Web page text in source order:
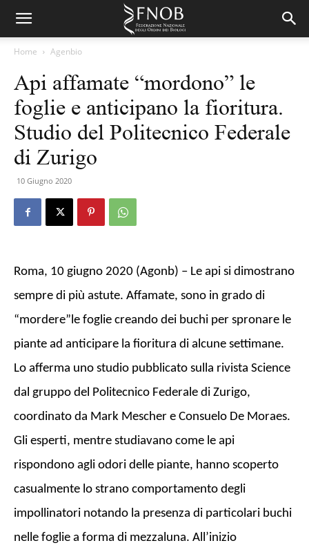
Home Agenbio
Api affamate “mordono” le
foglie e anticipano la fioritura.
Studio del Politecnico Federale
di Zurigo
10 Giugno 2020
Roma, 10 giugno 2020 (Agonb) – Le api si dimostrano
sempre di più astute. Affamate, sono in grado di
“mordere”le foglie creando dei buchi per spronare le
piante ad anticipare la fioritura di alcune settimane.
Lo afferma uno studio pubblicato sulla rivista Science
dal gruppo del Politecnico Federale di Zurigo,
coordinato da Mark Mescher e Consuelo De Moraes.
Gli esperti, mentre studiavano come le api
rispondono agli odori delle piante, hanno scoperto
casualmente lo strano comportamento degli
impollinatori notando la presenza di particolari buchi
nelle foglie a forma di mezzaluna. All’inizio